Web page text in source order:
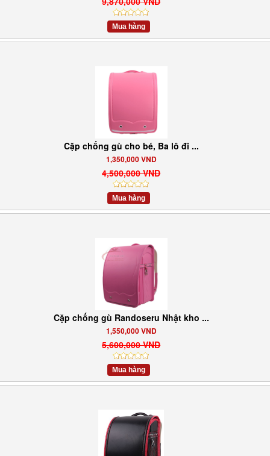
Mua hàng
Cặp chống gù cho bé, Ba lô đi ...
1,350,000 VND
4,500,000 VND
Mua hàng
Cặp chống gù Randoseru Nhật kho ...
1,550,000 VND
5,600,000 VND
Mua hàng